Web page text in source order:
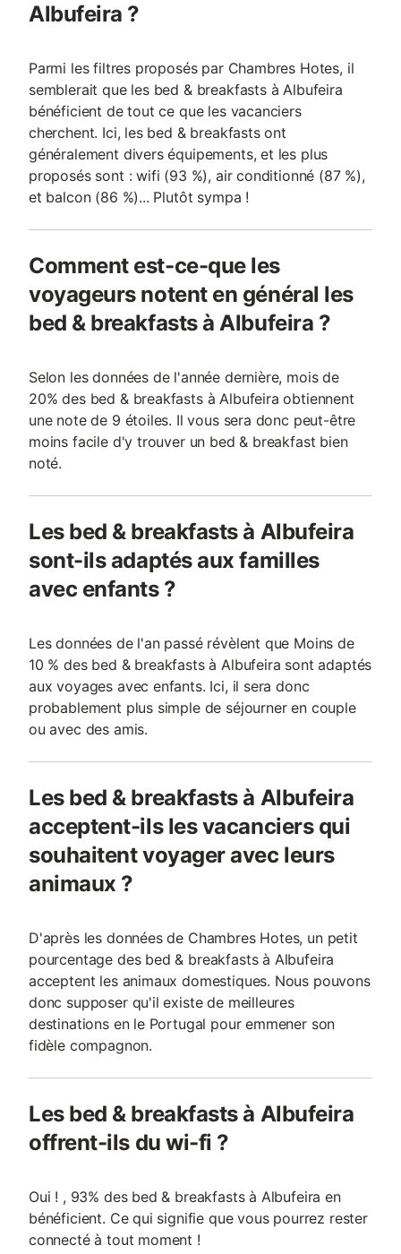
Albufeira ?
Parmi les filtres proposés par Chambres Hotes, il
semblerait que les bed & breakfasts à Albufeira
bénéficient de tout ce que les vacanciers
cherchent. Ici, les bed & breakfasts ont
généralement divers équipements, et les plus
proposés sont : wifi (93 %), air conditionné (87 %),
et balcon (86 %)... Plutôt sympa !
Comment est-ce-que les
voyageurs notent en général les
bed & breakfasts à Albufeira ?
Selon les données de l'année dernière, mois de
20% des bed & breakfasts à Albufeira obtiennent
une note de 9 étoiles. Il vous sera donc peut-être
moins facile d'y trouver un bed & breakfast bien
noté.
Les bed & breakfasts à Albufeira
sont-ils adaptés aux familles
avec enfants ?
Les données de l'an passé révèlent que Moins de
10 % des bed & breakfasts à Albufeira sont adaptés
aux voyages avec enfants. Ici, il sera donc
probablement plus simple de séjourner en couple
ou avec des amis.
Les bed & breakfasts à Albufeira
acceptent-ils les vacanciers qui
souhaitent voyager avec leurs
animaux ?
D'après les données de Chambres Hotes, un petit
pourcentage des bed & breakfasts à Albufeira
acceptent les animaux domestiques. Nous pouvons
donc supposer qu'il existe de meilleures
destinations en le Portugal pour emmener son
fidèle compagnon.
Les bed & breakfasts à Albufeira
offrent-ils du wi-fi ?
Oui ! , 93% des bed & breakfasts à Albufeira en
bénéficient. Ce qui signifie que vous pourrez rester
connecté à tout moment !